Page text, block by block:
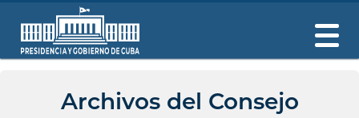
Archivos del Consejo